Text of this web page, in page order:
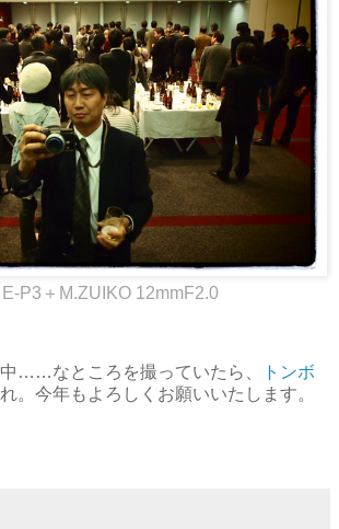
P3＋M.ZUIKO 12mmF2.0
……なところを撮っていたら、
トンボ
。今年もよろしくお願いいたします。